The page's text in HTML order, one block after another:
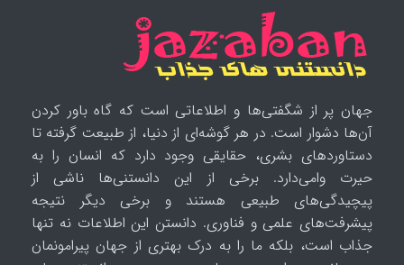
جهان پر از شگفتی‌ها و اطلاعاتی است که گاه باور کردن
آن‌ها دشوار است. در هر گوشه‌ای از دنیا، از طبیعت گرفته تا
دستاوردهای بشری، حقایقی وجود دارد که انسان را به
حیرت وامی‌دارد. برخی از این دانستنی‌ها ناشی از
پیچیدگی‌های طبیعی هستند و برخی دیگر نتیجه
پیشرفت‌های علمی و فناوری. دانستن این اطلاعات نه تنها
جذاب است، بلکه ما را به درک بهتری از جهان پیرامونمان